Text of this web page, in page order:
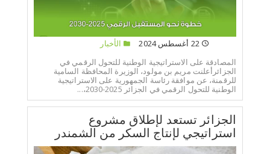
22 أغسطس 2024
الأخبار
المصادقة على الاستراتيجية الوطنية للتحول الرقمي في
الجزائرأعلنت مريم بن مولود، الوزيرة المحافظة السامية
للرقمنة، عن موافقة رئاسة الجمهورية على الاستراتيجية
الوطنية للتحول الرقمي في الجزائر 2025-2030،...
الجزائر تستعد لإطلاق مشروع
استراتيجي لإنتاج السكر من الشمندر